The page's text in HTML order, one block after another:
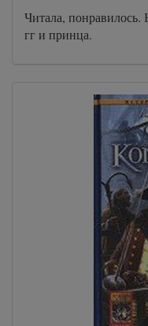
Читала,
гг и принца.